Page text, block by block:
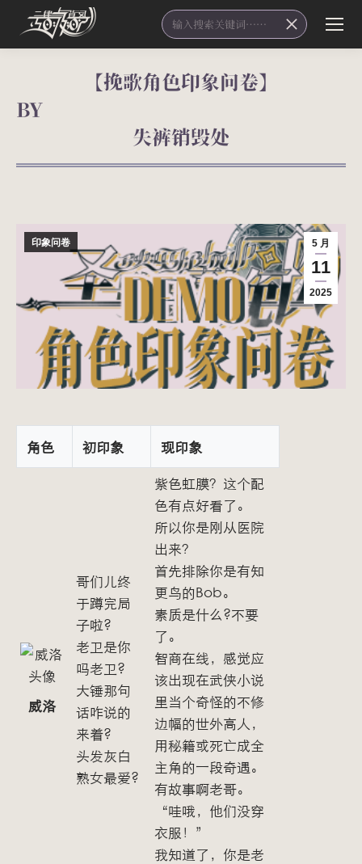
Search:
【挽歌角色印象问卷】
失裤销毁处
您在这里：
5 月
11
2025
印象问卷
角色 初印象 现印象
威洛
哥们儿终
于蹲完局
子啦?
老卫是你
吗老卫?
大锤那句
话咋说的
来着?
头发灰白
熟女最爱?
紫色虹膜？这个配
色有点好看了。
所以你是刚从医院
出来？
首先排除你是有知
更鸟的Bob。
素质是什么?不要
了。
智商在线，感觉应
该出现在武侠小说
里当个奇怪的不修
边幅的世外高人，
用秘籍或死亡成全
主角的一段奇遇。
有故事啊老哥。
“哇哦，他们没穿
衣服！”
我知道了，你是老